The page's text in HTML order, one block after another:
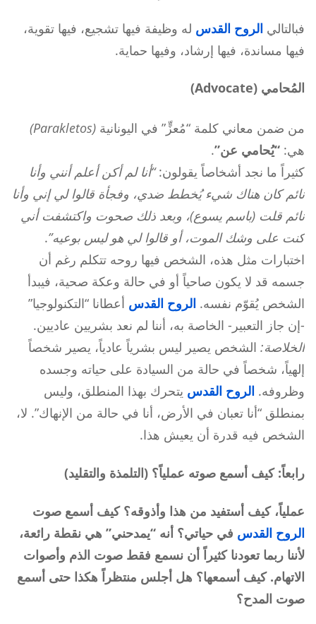
فبالتالي الروح القدس له وظيفة فيها تشجيع، فيها تقوية،
فيها مساندة، فيها إرشاد، وفيها حماية.
المُحامي (Advocate)
من ضمن معاني كلمة “مُعزٍّ” في اليونانية (Parakletos)
هي: “يُحامي عن”.
كثيراً ما نجد أشخاصاً يقولون:“أنا لم أكن أعلم أنني وأنا
نائم كان هناك شيء يُخطط ضدي، وفجأة قالوا لي إني وأنا
نائم قلت (باسم يسوع)، وبعد ذلك صحوت واكتشفت أني
كنت على وشك الموت، أو قالوا لي هو ليس بوعيه”.
اختبارات مثل هذه، الشخص فيها روحه تتكلم رغم أن
جسمه قد لا يكون صاحياً أو في حالة وعكة صحية، فيبدأ
الشخص يُقوّم نفسه. الروح القدس أعطانا “التكنولوجيا”
-إن جاز التعبير- الخاصة به، أننا لم نعد بشريين عاديين.
الخلاصة: الشخص يصير ليس بشرياً عادياً، يصير شخصاً
إلهياً، شخصاً في حالة من السيادة على حياته وجسده
وظروفه. الروح القدس يتحرك بهذا المنطلق، وليس
بمنطلق “أنا تعبان في الأرض، أنا في حالة من الإنهاك”. لا،
الشخص فيه قدرة أن يعيش هذا.
رابعاً: كيف أسمع صوته عملياً؟ (التلمذة والتقليد)
عملياً، كيف أستفيد من هذا وأذوقه؟ كيف أسمع صوت
الروح القدس في حياتي؟ أنه “يمدحني” هي نقطة رائعة،
لأننا ربما تعودنا كثيراً أن نسمع فقط صوت الذم وأصوات
الاتهام. كيف أسمعها؟ هل أجلس منتظراً هكذا حتى أسمع
صوت المدح؟